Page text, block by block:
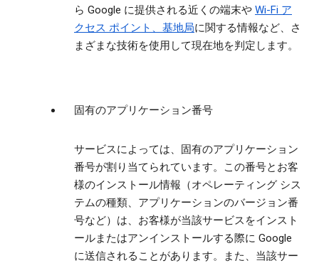
ら Google に提供される近くの端末や Wi-Fi ア
クセス ポイント、基地局に関する情報など、さ
まざまな技術を使用して現在地を判定します。
固有のアプリケーション番号
サービスによっては、固有のアプリケーション
番号が割り当てられています。この番号とお客
様のインストール情報（オペレーティング シス
テムの種類、アプリケーションのバージョン番
号など）は、お客様が当該サービスをインスト
ールまたはアンインストールする際に Google
に送信されることがあります。また、当該サー